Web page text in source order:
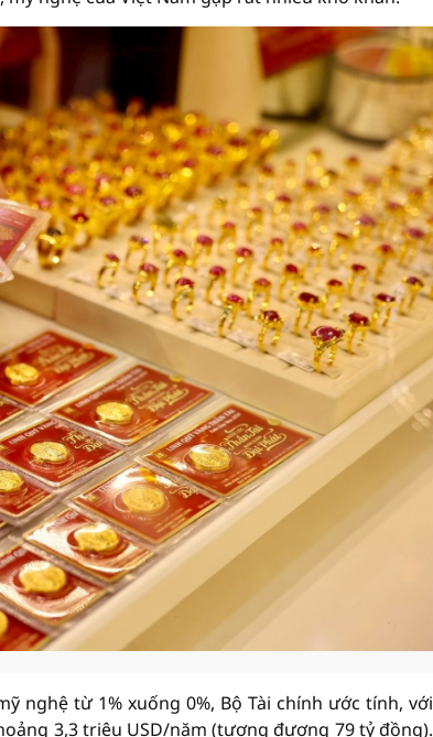
nghệ từ 1% xuống 0%, Bộ Tài chính ước tính, với
3,3 triệu USD/năm (tương đương 79 tỷ đồng).